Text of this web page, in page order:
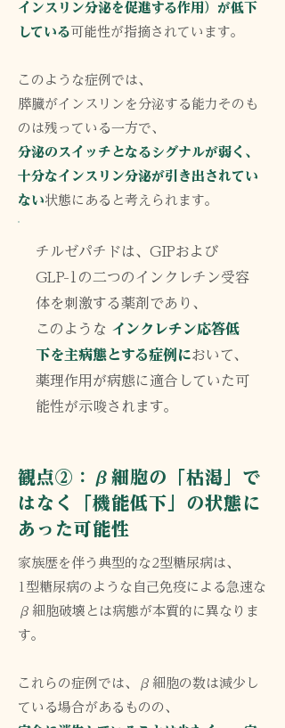
インスリン分泌を促進する作用）が低下
している 可能性が指摘されています。
このような症例では、
膵臓がインスリンを分泌する能力そのも
のは残っている一方で、
分泌のスイッチとなるシグナルが弱く、
十分なインスリン分泌が引き出されてい
ない状態にあると考えられます。
チルゼパチドは、GIPおよび
GLP-1の二つのインクレチン受容
体を刺激する薬剤であり、
このような インクレチン応答低
下を主病態とする症例において、
薬理作用が病態に適合していた可
能性が示唆されます。
観点②：β細胞の「枯渇」で
はなく「機能低下」の状態に
あった可能性
家族歴を伴う典型的な2型糖尿病は、
1型糖尿病のような自己免疫による急速な
β細胞破壊とは病態が本質的に異なりま
す。
これらの症例では、β細胞の数は減少し
ている場合があるものの、